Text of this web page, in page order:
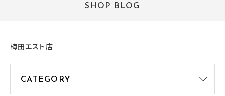
SHOP BLOG
梅田エスト店